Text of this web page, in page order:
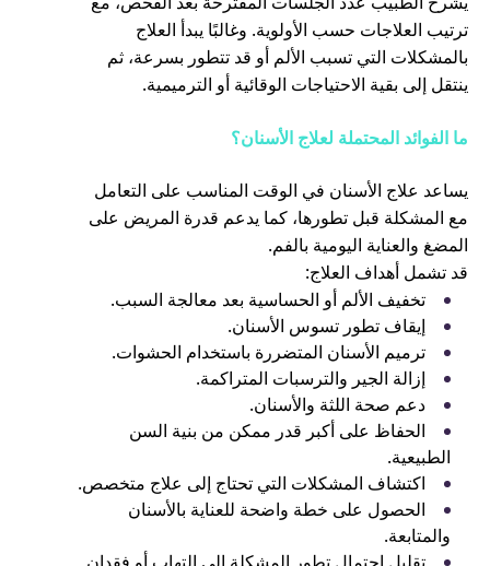
ترتيب العلاجات حسب الأولوية. وغالبًا يبدأ العلاج
بالمشكلات التي تسبب الألم أو قد تتطور بسرعة، ثم
ينتقل إلى بقية الاحتياجات الوقائية أو الترميمية.
ما الفوائد المحتملة لعلاج الأسنان؟
يساعد علاج الأسنان في الوقت المناسب على التعامل
مع المشكلة قبل تطورها، كما يدعم قدرة المريض على
المضغ والعناية اليومية بالفم.
قد تشمل أهداف العلاج:
تخفيف الألم أو الحساسية بعد معالجة السبب.
إيقاف تطور تسوس الأسنان.
ترميم الأسنان المتضررة باستخدام الحشوات.
إزالة الجير والترسبات المتراكمة.
دعم صحة اللثة والأسنان.
الحفاظ على أكبر قدر ممكن من بنية السن
الطبيعية.
اكتشاف المشكلات التي تحتاج إلى علاج متخصص.
الحصول على خطة واضحة للعناية بالأسنان
والمتابعة.